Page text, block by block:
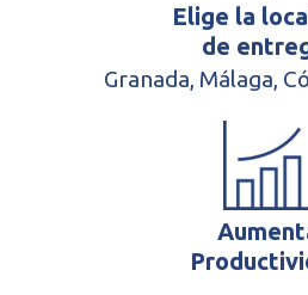
Elige la
de
Granada, Málaga,